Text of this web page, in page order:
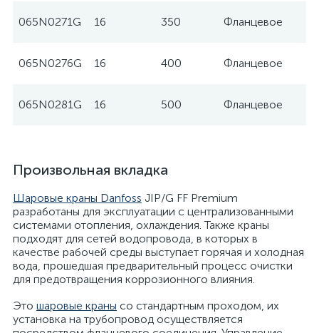
065N0271G 16 350 Фланцевое
065N0276G 16 400 Фланцевое
065N0281G 16 500 Фланцевое
Произвольная вкладка
Шаровые краны Danfoss JIP/G FF Premium
разработаны для эксплуатации с централизованными
системами отопления, охлаждения. Также краны
подходят для сетей водопровода, в которых в
качестве рабочей среды выступает горячая и холодная
вода, прошедшая предварительный процесс очистки
для предотвращения коррозионного влияния.
Это шаровые краны со стандартным проходом, их
установка на трубопровод осуществляется